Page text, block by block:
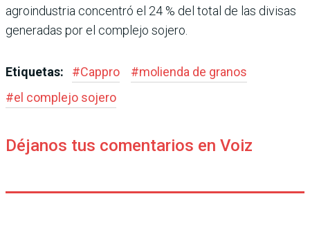
agroindustria concentró el 24 % del total de las divisas
generadas por el complejo sojero.
Etiquetas: #Cappro #molienda de granos
#el complejo sojero
Déjanos tus comentarios en Voiz